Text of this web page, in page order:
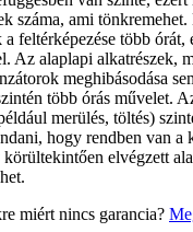
száma, ami tönkremehet.
a feltérképezése több órát,
Az alaplapi alkatrészek,
meghibásodása
több órás művelet.
merülés, töltés)
hogy rendben van a
körültekintően elvégzett
miért nincs garancia?